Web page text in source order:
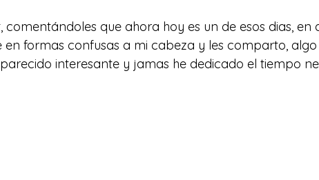
comentándoles que ahora hoy es un de esos dias,
en formas confusas a mi cabeza y les comparto,
interesante y jamas he dedicado el tiempo